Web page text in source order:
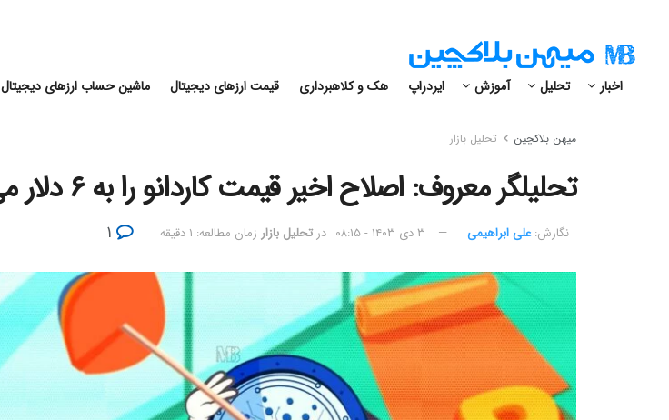
اخبار تحلیل آموزش ایردراپ هک و کلاهبرداری قیمت ارزهای دیجیتال ماشین حساب ارزهای دیجیتال
میهن بلاکچین تحلیل بازار
تحلیلگر معروف: اصلاح اخیر قیمت کاردانو را به ۶ دلار می‌رساند
نگارش:‌ علی ابراهیمی ۳ دی ۱۴۰۳ - ۰۸:۱۵ در تحلیل بازار زمان مطالعه: ۱ دقیقه